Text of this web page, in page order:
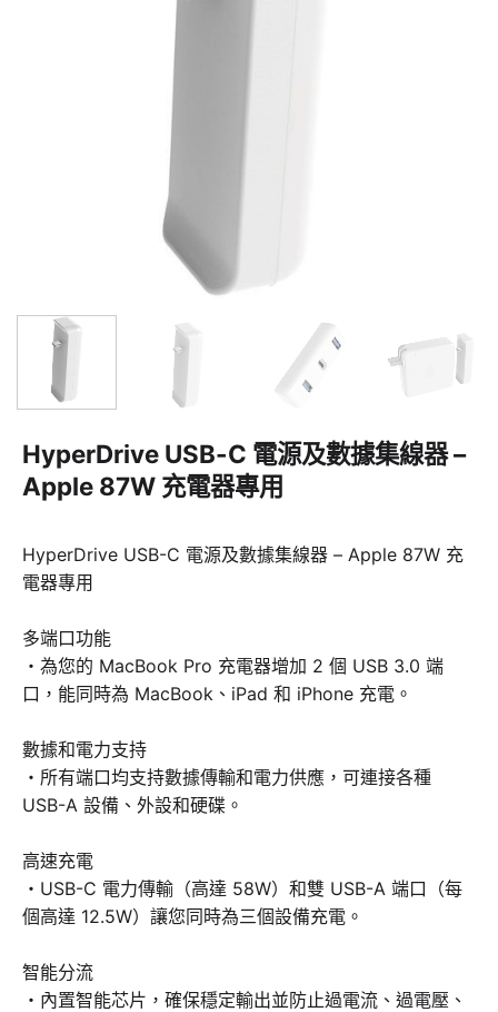
HyperDrive USB-C 電源及數據集線器 –
Apple 87W 充電器專用
HyperDrive USB-C 電源及數據集線器 – Apple 87W 充
電器專用
多端口功能
・為您的 MacBook Pro 充電器增加 2 個 USB 3.0 端
口，能同時為 MacBook、iPad 和 iPhone 充電。
數據和電力支持
・所有端口均支持數據傳輸和電力供應，可連接各種
USB-A 設備、外設和硬碟。
高速充電
・USB-C 電力傳輸（高達 58W）和雙 USB-A 端口（每
個高達 12.5W）讓您同時為三個設備充電。
智能分流
・內置智能芯片，確保穩定輸出並防止過電流、過電壓、